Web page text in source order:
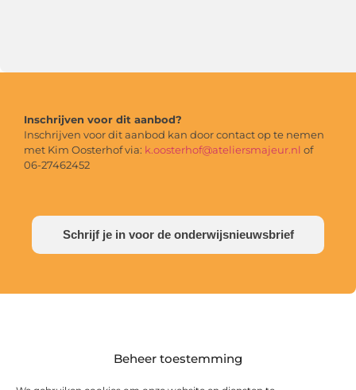
Beheer toestemming
Inschrijven voor dit aanbod?
Inschrijven voor dit aanbod kan door contact op te nemen
met Kim Oosterhof via: k.oosterhof@ateliersmajeur.nl of
06-27462452
Schrijf je in voor de onderwijsnieuwsbrief